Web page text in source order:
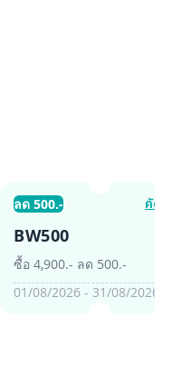
ลด 500.- คัดลอ
BW500
ซื้อ 4,900.- ลด 500.-
01/08/2026 - 31/08/2026